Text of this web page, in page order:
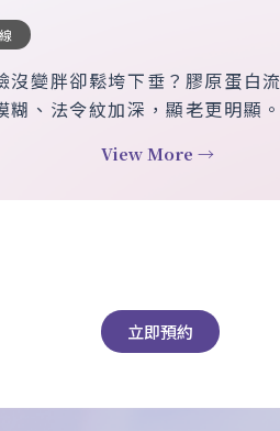
沒變胖卻鬆垮下垂？膠原蛋白
糊、法令紋加深，顯老更明顯
帶來自然漸進的緊緻效果，通過
安全持久不僵硬。三次療程，
View More →
立即預約